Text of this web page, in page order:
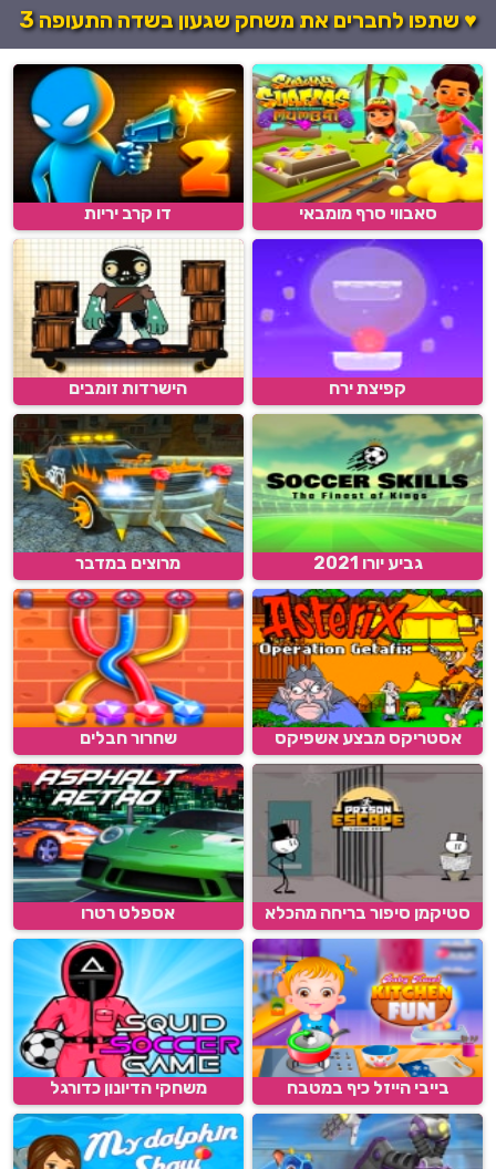
♥ שתפו לחברים את משחק שגעון בשדה התעופה 3
סאבווי סרף מומבאי דו קרב יריות
קפיצת ירח הישרדות זומבים
גביע יורו 2021 מרוצים במדבר
אסטריקס מבצע אשפיקס שחרור חבלים
סטיקמן סיפור בריחה מהכלא אספלט רטרו
בייבי הייזל כיף במטבח משחקי הדיונון כדורגל